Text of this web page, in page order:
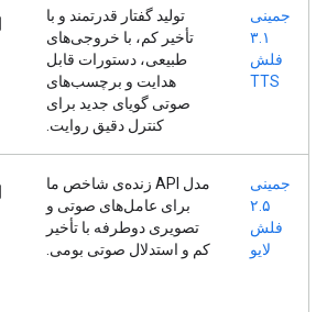
جمینی
۳.۱
فلش
TTS
تولید گفتار قدرتمند و با
تأخیر کم، با خروجی‌های
طبیعی، دستورات قابل
هدایت و برچسب‌های
صوتی گویای جدید برای
کنترل دقیق روایت.
جمینی
۲.۵
فلش
لایو
مدل API زنده‌ی شاخص ما
برای عامل‌های صوتی و
تصویری دوطرفه با تأخیر
کم و استدلال صوتی بومی.